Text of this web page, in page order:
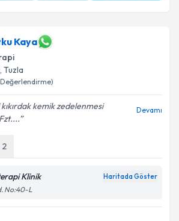
Kaya
, Tuzla
Değerlendirme)
kemik zedelenmesi
Devamı
2
Klinik Haritada Göster
No:40-L